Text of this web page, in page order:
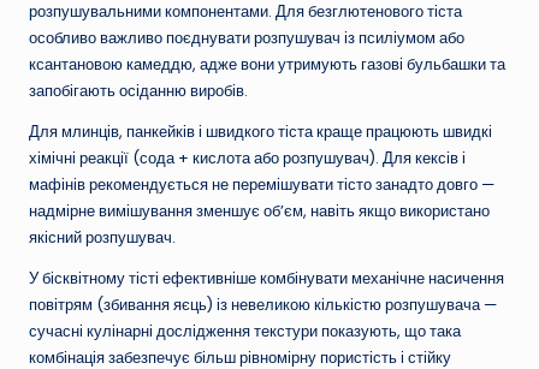
розпушувальними компонентами. Для безглютенового тіста
особливо важливо поєднувати розпушувач із псиліумом або
ксантановою камеддю, адже вони утримують газові бульбашки та
запобігають осіданню виробів.
Для млинців, панкейків і швидкого тіста краще працюють швидкі
хімічні реакції (сода + кислота або розпушувач). Для кексів і
мафінів рекомендується не перемішувати тісто занадто довго —
надмірне вимішування зменшує об’єм, навіть якщо використано
якісний розпушувач.
У бісквітному тісті ефективніше комбінувати механічне насичення
повітрям (збивання яєць) із невеликою кількістю розпушувача —
сучасні кулінарні дослідження текстури показують, що така
комбінація забезпечує більш рівномірну пористість і стійку